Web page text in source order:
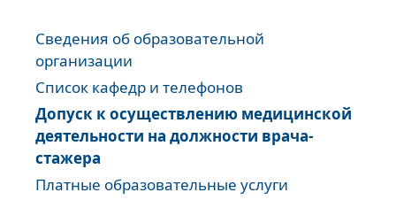
Сведения об образовательной
организации
Список кафедр и телефонов
Допуск к осуществлению медицинской
деятельности на должности врача-
стажера
Платные образовательные услуги